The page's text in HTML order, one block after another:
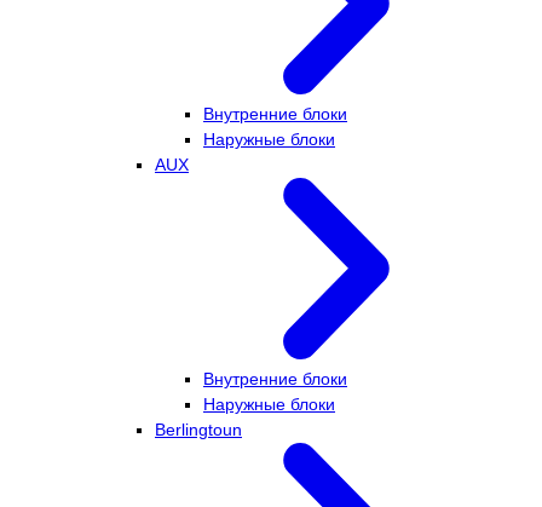
Внутренние блоки
Наружные блоки
AUX
Внутренние блоки
Наружные блоки
Berlingtoun